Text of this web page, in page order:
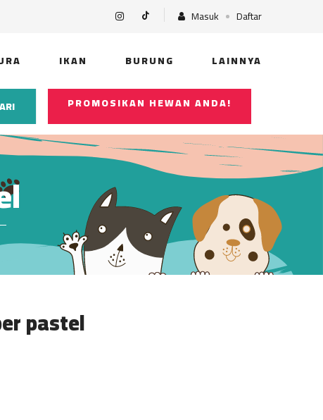
Masuk Daftar
IKAN BURUNG LAINNYA
PROMOSIKAN HEWAN ANDA!
pastel